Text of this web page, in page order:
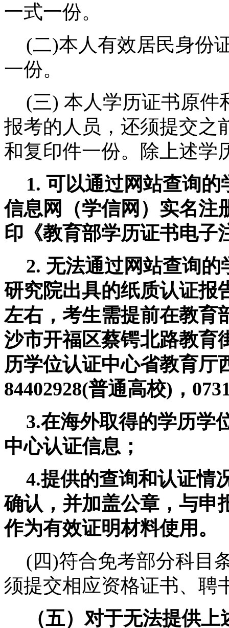
一式一份。
(二)本人有效居民身份
一份。
(三) 本人学历证书原件
报考的人员，还须提交之
和复印件一份。除上述学
1. 可以通过网站查询的
信息网（学信网）实名注
印《教育部学历证书电子
2. 无法通过网站查询
研究院出具的纸质认证报
左右，考生需提前在教育
沙市开福区蔡锷北路教育
历学位认证中心省教育厅
84402928(普通高校) ，
3.在海外取得的学历学
中心认证信息；
4.提供的查询和认证情
确认，并加盖公章，与申
作为有效证明材料使用。
(四)符合免考部分科目
须提交相应资格证书、聘
（五）对于无法提供